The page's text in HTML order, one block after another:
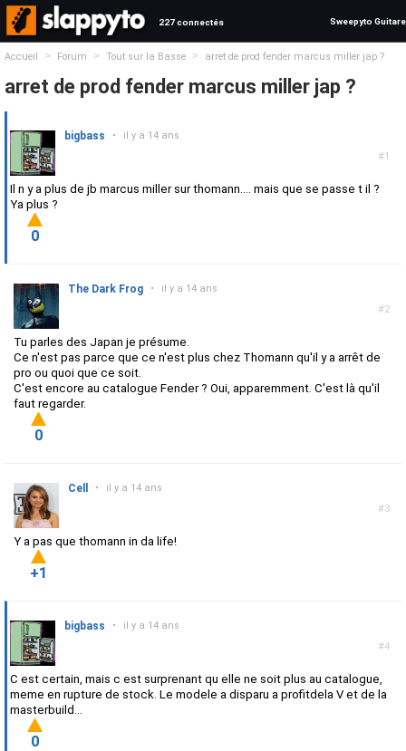
227 connectés Sweepyto Guitare
Accueil > Forum > Tout sur la Basse > arret de prod fender marcus miller jap ?
arret de prod fender marcus miller jap ?
#1
bigbass • il y a 14 ans
Il n y a plus de jb marcus miller sur thomann.... mais que se passe t il ?
Ya plus ?
0
#2
The Dark Frog • il y a 14 ans
Tu parles des Japan je présume.
Ce n'est pas parce que ce n'est plus chez Thomann qu'il y a arrêt de
pro ou quoi que ce soit.
C'est encore au catalogue Fender ? Oui, apparemment. C'est là qu'il
faut regarder.
0
#3
Cell • il y a 14 ans
Y a pas que thomann in da life!
+1
#4
bigbass • il y a 14 ans
C est certain, mais c est surprenant qu elle ne soit plus au catalogue,
meme en rupture de stock. Le modele a disparu a profitdela V et de la
masterbuild...
0